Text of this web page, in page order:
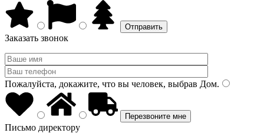
Заказать звонок
Пожалуйста, докажите, что вы человек, выбрав Дом.
Письмо директору